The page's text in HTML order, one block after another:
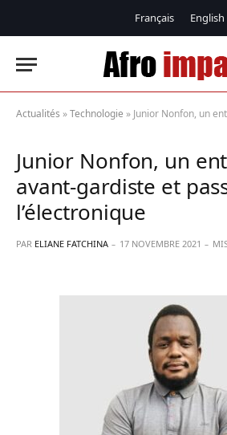
Français English
Actualités »Technologie » Junior Nonfon, un entrepreneur
Junior Nonfon, un
avant-gardiste et
l’électronique
PAR ELIANE FATCHINA 17 NOVEMBRE 2021